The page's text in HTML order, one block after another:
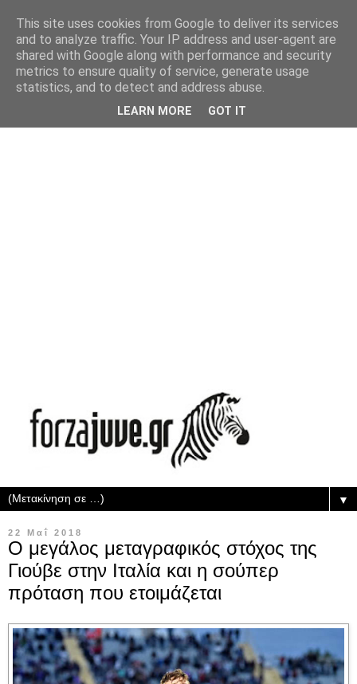
▼
22 Μαΐ 2018
Ο μεγάλος μεταγραφικός στόχος της
Γιούβε στην Ιταλία και η σούπερ
πρόταση που ετοιμάζεται
This site uses cookies from Google to deliver its services
and to analyze traffic. Your IP address and user-agent are
shared with Google along with performance and security
metrics to ensure quality of service, generate usage
statistics, and to detect and address abuse.
LEARN MORE GOT IT